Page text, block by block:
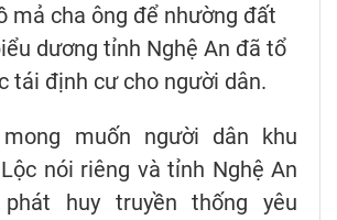
mả cha ông để nhường đất
dương tỉnh Nghệ An đã tổ
tái định cư cho người dân.
muốn người dân khu
nói riêng và tỉnh Nghệ An
huy truyền thống yêu